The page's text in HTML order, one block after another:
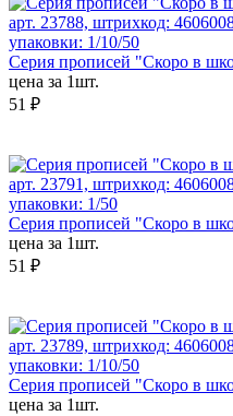
арт. 23788, штрихкод:
упаковки: 1/10/50
Серия прописей "Скоро в
цена за 1шт.
51 ₽
арт. 23791, штрихкод:
упаковки: 1/50
Серия прописей "Скоро в
цена за 1шт.
51 ₽
арт. 23789, штрихкод:
упаковки: 1/10/50
Серия прописей "Скоро в
цена за 1шт.